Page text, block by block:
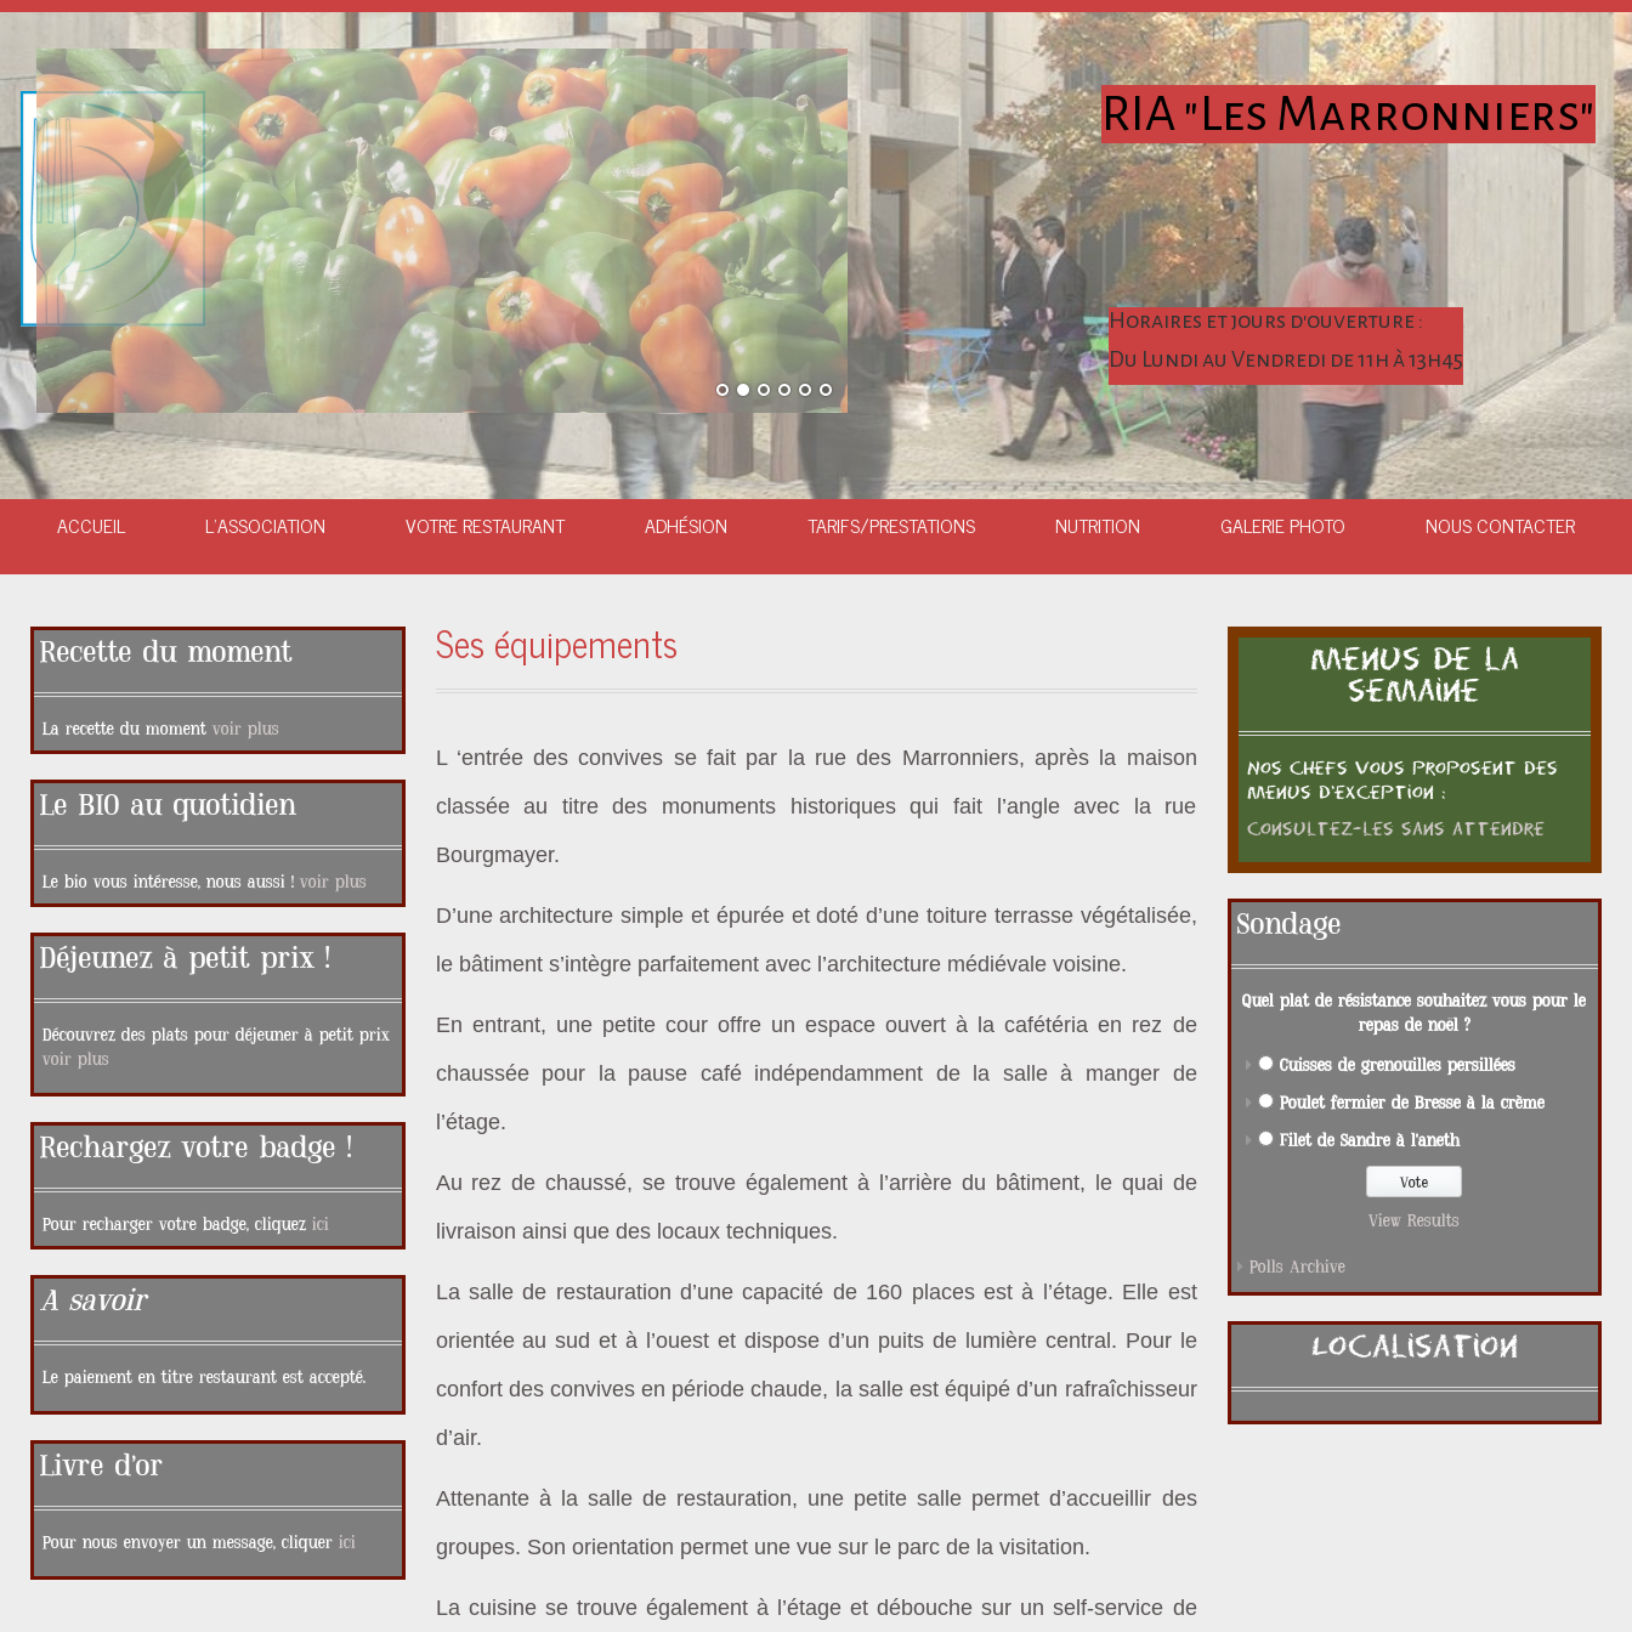
RIA "Les Marronniers"
Horaires et jours d'ouverture :
Du Lundi au Vendredi de 11h à 13h45
SKIP
CONTENT
ACCUEIL L’ASSOCIATION VOTRE RESTAURANT ADHÉSION TARIFS/PRESTATIONS NUTRITION GALERIE PHOTO NOUS CONTACTER
Recette du moment
La recette du moment voir plus
Le BIO au quotidien
Le bio vous intéresse, nous aussi ! voir plus
Déjeunez à petit prix !
Découvrez des plats pour déjeuner à petit prix
voir plus
Rechargez votre badge !
Pour recharger votre badge, cliquez ici
A savoir
Le paiement en titre restaurant est accepté.
Livre d’or
Pour nous envoyer un message, cliquer ici
Ses équipements
L ‘entrée des convives sefait par la rue des Marronniers, après la maison
classée au titre des monuments historiques qui fait l’angle avec la rue
Bourgmayer.
D’une architecture simple et épurée et doté d’une toiture terrasse végétalisée,
le bâtiment s’intègre parfaitement avec l’architecture médiévale voisine.
En entrant, une petite cour offre un espace ouvert à la cafétéria en rez de
chaussée pour la pause café indépendamment de la salle à manger de
l’étage.
Au rez de chaussé, se trouve également à l’arrière du bâtiment, le quai de
livraison ainsi que des locaux techniques.
La salle de restauration d’une capacité de 160 places est à l’étage. Elle est
orientée au sud et à l’ouest et dispose d’un puits de lumière central. Pour le
confort des convives en période chaude, la salle est équipé d’un rafraîchisseur
d’air.
Attenante à la salle de restauration, une petite salle permet d’accueillir des
groupes. Son orientation permet une vue sur le parc de la visitation.
La cuisine se trouve également à l’étageet débouche sur unself-service de
Menus de la
semaine
Nos chefs vous proposent des
menus d'exception :
Consultez-les sans attendre
Sondage
Quel plat de résistance souhaitez vous pour le
repas de noël ?
Cuisses de grenouilles persillées
Poulet fermier de Bresse à la crème
Filet de Sandre à l'aneth
View Results
Polls Archive
Localisation